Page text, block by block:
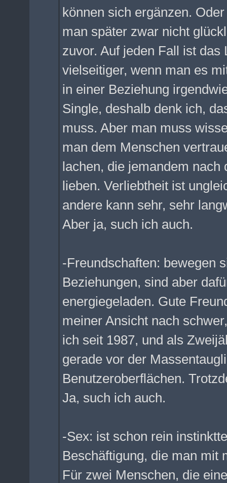
können sich ergänzen.
man später zwar nicht
zuvor. Auf jeden Fall ist
vielseitiger, wenn man es
in einer Beziehung
Single, deshalb denk ich,
muss. Aber man muss
man dem Menschen
lachen, die jemandem nach
lieben. Verliebtheit ist
andere kann sehr, sehr
Aber ja, such ich auch.
-Freundschaften: bewegen
Beziehungen, sind aber
energiegeladen. Gute
meiner Ansicht nach
ich seit 1987, und als
gerade vor der
Benutzeroberflächen.
Ja, such ich auch.
-Sex: ist schon rein
Beschäftigung, die man mit
Für zwei Menschen, die